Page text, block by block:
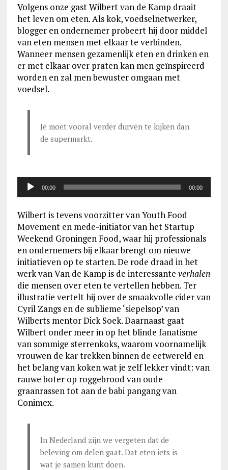
Volgens onze gast Wilbert van de Kamp draait
het leven om eten. Als kok, voedselnetwerker,
blogger en ondernemer probeert hij door middel
van eten mensen met elkaar te verbinden.
Wanneer mensen gezamenlijk eten en drinken en
er met elkaar over praten kan men geïnspireerd
worden en zal men bewuster omgaan met
voedsel.
Je moet vooral verder durven te kijken dan
de supermarkt.
Audiospeler
00:00 00:00
Wilbert is tevens voorzitter van Youth Food
Movement en mede-initiator van het Startup
Weekend Groningen Food, waar hij professionals
en ondernemers bij elkaar brengt om nieuwe
initiatieven op te starten. De rode draad in het
werk van Van de Kamp is de interessante verhalen
die mensen over eten te vertellen hebben. Ter
illustratie vertelt hij over de smaakvolle cider van
Cyril Zangs en de sublieme ‘siepelsop’ van
Wilberts mentor Dick Soek. Daarnaast gaat
Wilbert onder meer in op het blinde fanatisme
van sommige sterrenkoks, waarom voornamelijk
vrouwen de kar trekken binnen de eetwereld en
het belang van koken wat je zelf lekker vindt: van
rauwe boter op roggebrood van oude
graanrassen tot aan de babi pangang van
Conimex.
In Nederland zijn we vergeten dat de
beleving om delen gaat. Dat eten iets is
wat je samen kunt doen.